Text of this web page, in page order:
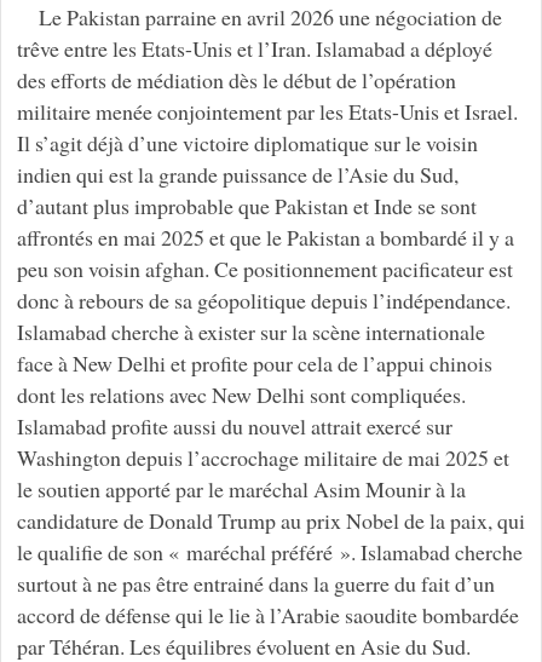
Le Pakistan parraine en avril 2026 une négociation de
trêve entre les Etats-Unis et l’Iran. Islamabad a déployé
des efforts de médiation dès le début de l’opération
militaire menée conjointement par les Etats-Unis et Israel.
Il s’agit déjà d’une victoire diplomatique sur le voisin
indien qui est la grande puissance de l’Asie du Sud,
d’autant plus improbable que Pakistan et Inde se sont
affrontés en mai 2025 et que le Pakistan a bombardé il y a
peu son voisin afghan. Ce positionnement pacificateur est
donc à rebours de sa géopolitique depuis l’indépendance.
Islamabad cherche à exister sur la scène internationale
face à New Delhi et profite pour cela de l’appui chinois
dont les relations avec New Delhi sont compliquées.
Islamabad profite aussi du nouvel attrait exercé sur
Washington depuis l’accrochage militaire de mai 2025 et
le soutien apporté par le maréchal Asim Mounir à la
candidature de Donald Trump au prix Nobel de la paix, qui
le qualifie de son « maréchal préféré ». Islamabad cherche
surtout à ne pas être entrainé dans la guerre du fait d’un
accord de défense qui le lie à l’Arabie saoudite bombardée
par Téhéran. Les équilibres évoluent en Asie du Sud.